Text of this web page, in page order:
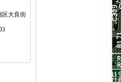
区大良街